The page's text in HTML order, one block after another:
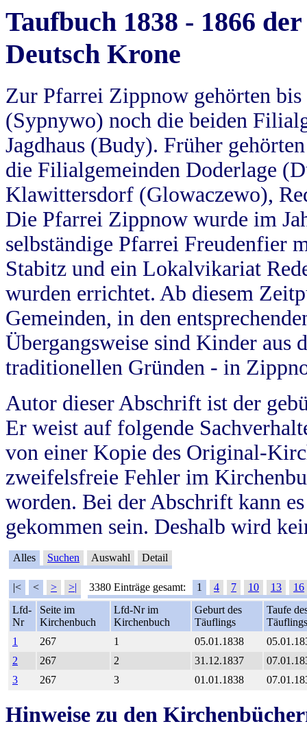
Taufbuch 1838 - 1866
Deutsch Krone
Zur Pfarrei Zippnow gehörten
(Sypnywo) noch die beiden
Jagdhaus (Budy). Früher
die Filialgemeinden Doderlage
Klawittersdorf (Glowaczewo),
Die Pfarrei Zippnow wurde im
selbständige Pfarrei Freudenfier
Stabitz und ein Lokalvikariat
wurden errichtet. Ab diesem
Gemeinden, in den
Übergangsweise sind Kinder aus
traditionellen Gründen - in
Autor dieser Abschrift ist der
Er weist auf folgende
von einer Kopie des Original-
zweifelsfreie Fehler im
worden. Bei der Abschrift kann
gekommen sein. Deshalb wird
Alles Suchen Auswahl Detail
|< < > >| 3380 Einträge gesamt: 1 4 7 10 13
16
Lfd-
Nr
Seite im
Kirchenbuch
Lfd-Nr im
Kirchenbuch
Geburt des
Täuflings
Taufe
Täuflings
1
267 1 05.01.1838
2
267 2 31.12.1837
3
267 3 01.01.1838
Hinweise zu den